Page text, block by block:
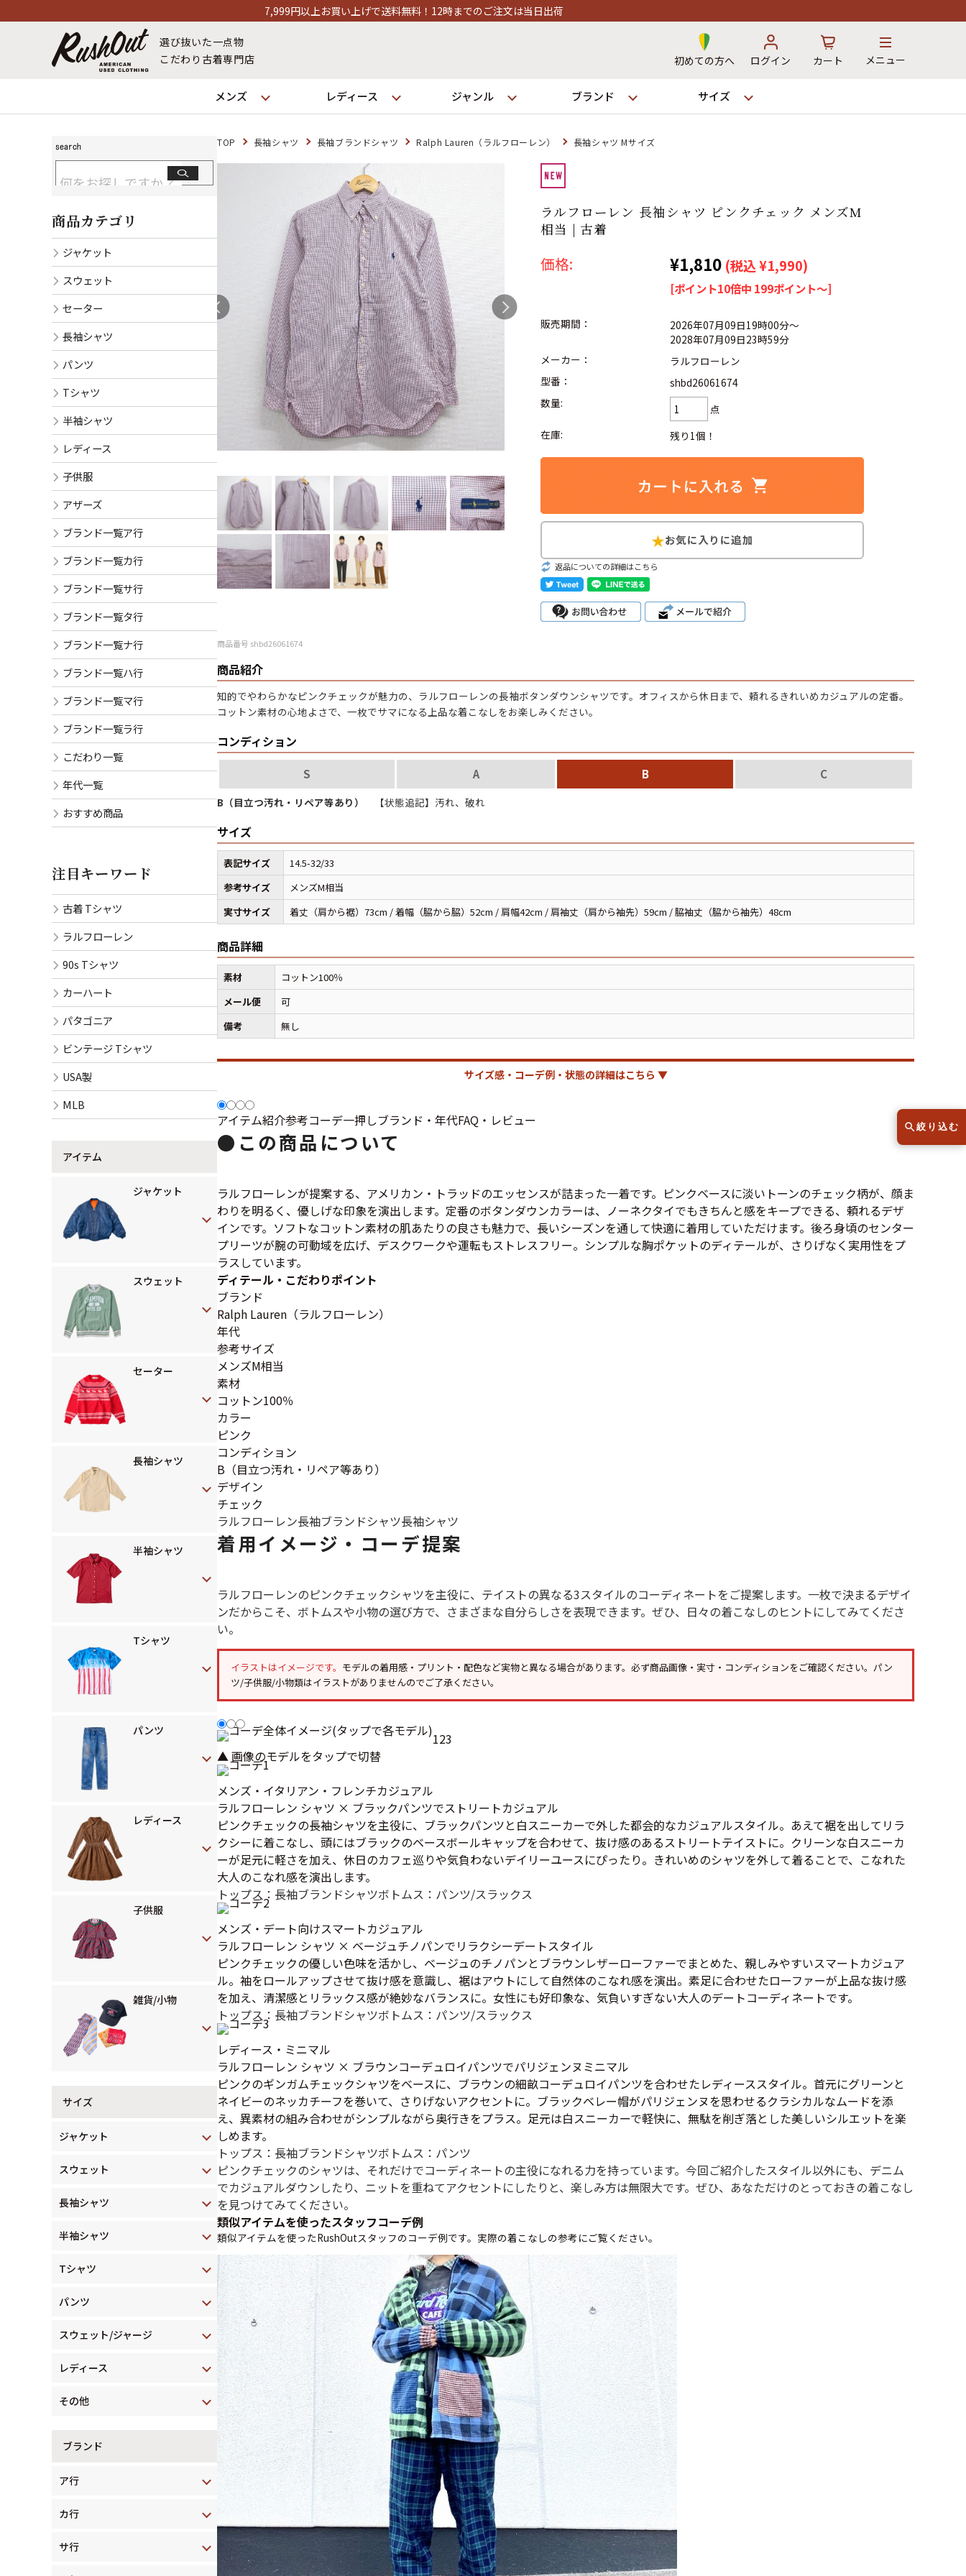
7,999円以上お買い上げで送料無料！12時までのご注文は当日出荷
選び抜いた一点物
こだわり古着専門店
初めての方へ ログイン カート メニュー
メンズ レディース ジャンル ブランド サイズ
ログイン
店舗一覧
全国7店舗・公式通販の比較
12時までのご注文で当日出荷！
※対応不可：日祝、長期休暇、セール
Search by Hotword 今週のHOTワード（7/29〜8/4）
アニメ
Search by Brandブランドから探す
ラルフ ローレン
カーハート ディッキーズ
リーバイス ラッセル・アスレチック
Search by Itemアイテムから探す
長袖シャツ 半袖シャツ Tシャツ
パンツ レディース 子供服
Search by Sizeサイズから探す（メンズ）
バンド
アニメ
映画
USA製 ボロ ミリタリー
90年代 80年代 70年代
週刊ラッシュアウト新聞
メディア・イベント情報
スタッフコーディネート
お客様の声
レビュー1万件突破
お気に入りリスト
会員登録
メルマガ登録
会社概要
店舗一覧
古着卸売
特定商取引法に基づく表示
プライバシーポリシー
お問い合わせ
TOP 長袖シャツ 長袖ブランドシャツ Ralph Lauren（ラルフローレン） 長袖シャツ Mサイズ
ラルフローレン 長袖シャツ ピンクチェック メンズM
相当 | 古着
価格: ¥1,810 (税込 ¥1,990)
[ポイント10倍中 199ポイント～]
販売期間：
2026年07月09日19時00分～
2028年07月09日23時59分
メーカー：
ラルフローレン
型番：
shbd26061674
数量:
点
在庫:
残り1個！
返品についての詳細はこちら
商品番号 shbd26061674
商品紹介
知的でやわらかなピンクチェックが魅力の、 ラルフローレンの長袖ボタンダウンシャツです。オフィスから休日まで、頼れるきれいめカジュアルの定番。
コットン素材の心地よさで、一枚でサマになる上品な着こなしをお楽しみください。
コンディション
S A B C
B（目立つ汚れ・リペア等あり） 【状態追記】汚れ、破れ
サイズ
表記サイズ
14.5-32/33
参考サイズ
メンズM相当
実寸サイズ
着丈（肩から裾）73cm / 着幅（脇から脇）52cm / 肩幅42cm / 肩袖丈（肩から袖先）59cm / 脇袖丈（脇から袖先）48cm
商品詳細
素材
コットン100％
メール便
可
備考
無し
サイズ感・コーデ例・状態の詳細はこちら ▼
アイテム紹介参考コーデ一押しブランド・年代FAQ・レビュー
● この商品について
ラルフローレンが提案する、アメリカン・トラッドのエッセンスが詰まった一着です。ピンクベースに淡いトーンのチェック柄が、顔ま
わりを明るく、優しげな印象を演出します。定番のボタンダウンカラーは、ノーネクタイでもきちんと感をキープできる、頼れるデザ
インです。ソフトなコットン素材の肌あたりの良さも魅力で、長いシーズンを通して快適に着用していただけます。後ろ身頃のセンター
プリーツが腕の可動域を広げ、デスクワークや運転もストレスフリー。シンプルな胸ポケットのディテールが、さりげなく実用性をプ
ラスしています。
ディテール・こだわりポイント
ブランド
Ralph Lauren（ラルフローレン）
年代
参考サイズ
メンズM相当
素材
コットン100％
カラー
ピンク
コンディション
B（目立つ汚れ・リペア等あり）
デザイン
チェック
ラルフローレン長袖ブランドシャツ長袖シャツ
着用イメージ・コーデ提案
ラルフローレンのピンクチェックシャツを主役に、テイストの異なる3スタイルのコーディネートをご提案します。一枚で決まるデザイ
ンだからこそ、ボトムスや小物の選び方で、さまざまな自分らしさを表現できます。ぜひ、日々の着こなしのヒントにしてみてくださ
い。
イラストはイメージです。 モデルの着用感・プリント・配色など実物と異なる場合があります。必ず商品画像・実寸・コンディションをご確認ください。パン
ツ/子供服/小物類はイラストがありませんのでご了承ください。
123
▲ 画像のモデルをタップで切替
メンズ・イタリアン・フレンチカジュアル
ラルフローレン シャツ × ブラックパンツでストリートカジュアル
ピンクチェックの長袖シャツを主役に、ブラックパンツと白スニーカーで外した都会的なカジュアルスタイル。あえて裾を出してリラ
クシーに着こなし、頭にはブラックのベースボールキャップを合わせて、抜け感のあるストリートテイストに。クリーンな白スニーカ
ーが足元に軽さを加え、休日のカフェ巡りや気負わないデイリーユースにぴったり。きれいめのシャツを外して着ることで、こなれた
大人のこなれ感を演出します。
トップス：長袖ブランドシャツボトムス：パンツ/スラックス
メンズ・デート向けスマートカジュアル
ラルフローレン シャツ × ベージュチノパンでリラクシーデートスタイル
ピンクチェックの優しい色味を活かし、ベージュのチノパンとブラウンレザーローファーでまとめた、親しみやすいスマートカジュア
ル。袖をロールアップさせて抜け感を意識し、裾はアウトにして自然体のこなれ感を演出。素足に合わせたローファーが上品な抜け感
を加え、清潔感とリラックス感が絶妙なバランスに。女性にも好印象な、気負いすぎない大人のデートコーディネートです。
トップス：長袖ブランドシャツボトムス：パンツ/スラックス
レディース・ミニマル
ラルフローレン シャツ × ブラウンコーデュロイパンツでパリジェンヌミニマル
ピンクのギンガムチェックシャツをベースに、ブラウンの細畝コーデュロイパンツを合わせたレディーススタイル。首元にグリーンと
ネイビーのネッカチーフを巻いて、さりげないアクセントに。ブラックベレー帽がパリジェンヌを思わせるクラシカルなムードを添
え、異素材の組み合わせがシンプルながら奥行きをプラス。足元は白スニーカーで軽快に、無駄を削ぎ落とした美しいシルエットを楽
しめます。
トップス：長袖ブランドシャツボトムス：パンツ
ピンクチェックのシャツは、それだけでコーディネートの主役になれる力を持っています。今回ご紹介したスタイル以外にも、デニム
でカジュアルダウンしたり、ニットを重ねてアクセントにしたりと、楽しみ方は無限大です。ぜひ、あなただけのとっておきの着こなし
を見つけてみてください。
類似アイテムを使ったスタッフコーデ例
類似アイテムを使ったRushOutスタッフのコーデ例です。実際の着こなしの参考にご覧ください。
商品カテゴリ
ジャケット
スウェット
セーター
長袖シャツ
パンツ
Tシャツ
半袖シャツ
レディース
子供服
アザーズ
ブランド一覧ア行
ブランド一覧カ行
ブランド一覧サ行
ブランド一覧タ行
ブランド一覧ナ行
ブランド一覧ハ行
ブランド一覧マ行
ブランド一覧ラ行
こだわり一覧
年代一覧
おすすめ商品
注目キーワード
古着 Tシャツ
ラルフローレン
90s Tシャツ
カーハート
パタゴニア
ビンテージ Tシャツ
USA製
MLB
アイテム
ジャケット
スウェット
セーター
長袖シャツ
半袖シャツ
Tシャツ
パンツ
レディース
子供服
雑貨/小物
サイズ
ジャケット
スウェット
長袖シャツ
半袖シャツ
Tシャツ
パンツ
スウェット/ジャージ
レディース
その他
ブランド
ア行
カ行
サ行
絞り込む